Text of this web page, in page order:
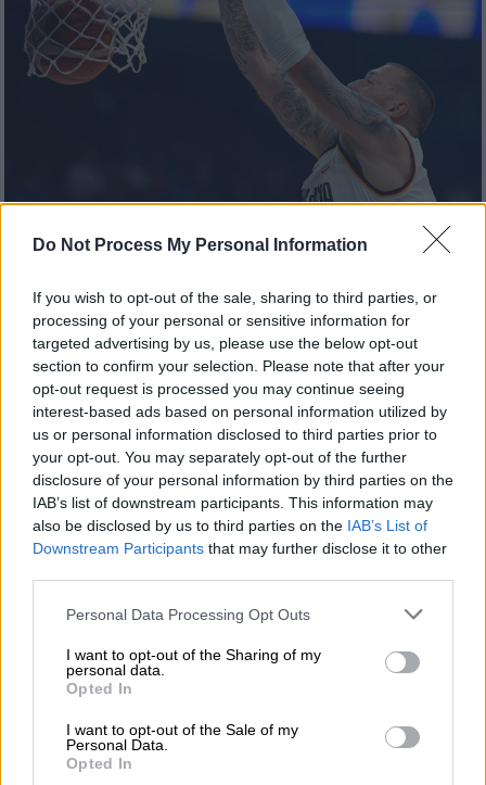
Do Not Process My Personal Information
If you wish to opt-out of the sale, sharing to third parties, or
processing of your personal or sensitive information for
targeted advertising by us, please use the below opt-out
section to confirm your selection. Please note that after your
opt-out request is processed you may continue seeing
interest-based ads based on personal information utilized by
us or personal information disclosed to third parties prior to
your opt-out. You may separately opt-out of the further
disclosure of your personal information by third parties on the
IAB’s list of downstream participants. This information may
also be disclosed by us to third parties on the IAB’s List of
Downstream Participants that may further disclose it to other
Please note that this website/app uses one or more Google
not limited to your visit or usage behaviour. You may click to
grant or deny consent to Google and its third-party tags to
use your data for below specified purposes in below Google
consent section.
Personal Data Processing Opt Outs
I want to opt-out of the Sharing of my
personal data.
Opted In
I want to opt-out of the Sale of my
Personal Data.
Opted In
Mundobasket: Σερβία-Καναδάς και ΗΠΑ-
Γερμανία στα ημιτελικά
Με τις νίκες της Γερμανίας επί της
Λετονίας (81-79) και του Καναδά επί της
Σλοβενίας έγιναν γνωστά τα δύο ζευγάρια
των ημιτελικών του Μουντομπάσκετ:
Σερβία-Καναδάς (11:45) και ΗΠΑ-Γερμανία
(15:40) θα μονομαχήσουν την Παρασκευή